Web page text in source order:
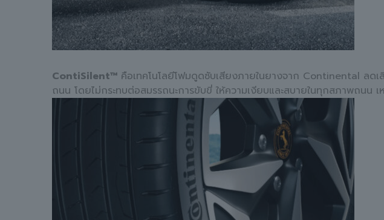
ContiSilent™คือเทคโนโลยีโฟมดูดซับเสียงภายในยางจาก Continental ลด
ถนน โดยไม่กระทบต่อสมรรถนะการขับขี่ ให้ความเงียบและสบายในทุกสภาพถนน